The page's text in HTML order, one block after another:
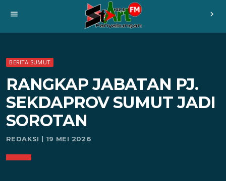
menu chevron_right
BERITA SUMUT
RANGKAP JABATAN PJ.
SEKDAPROV SUMUT JADI
SOROTAN
REDAKSI | 19 MEI 2026